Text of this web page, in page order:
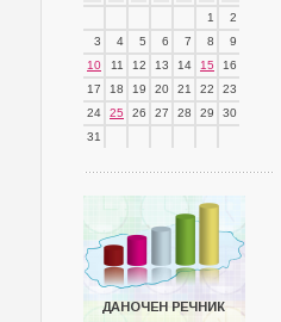
1
2
3
4 5 6 7 8
9
10
11 12 13 14 15
16
17
18 19 20 21 22
23
24
25 26 27 28 29
30
31